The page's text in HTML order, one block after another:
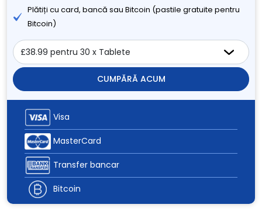
Plătiți cu card, bancă sau Bitcoin (pastile gratuite pentru
Bitcoin)
CUMPĂRĂ ACUM
Visa
MasterCard
Transfer bancar
Bitcoin